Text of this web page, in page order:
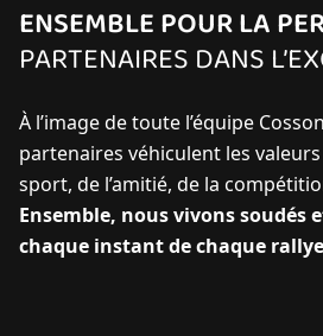
ENSEMBLE POUR LA
PARTENAIRES DANS
À l’image de toute l’équipe
partenaires véhiculent les
sport, de l’amitié, de la
Ensemble, nous vivons soudés
chaque instant de chaque